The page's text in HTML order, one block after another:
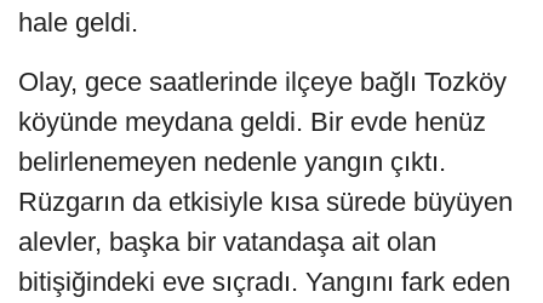
hale geldi.
Olay, gece saatlerinde ilçeye bağlı Tozköy
köyünde meydana geldi. Bir evde henüz
belirlenemeyen nedenle yangın çıktı.
Rüzgarın da etkisiyle kısa sürede büyüyen
alevler, başka bir vatandaşa ait olan
bitişiğindeki eve sıçradı. Yangını fark eden